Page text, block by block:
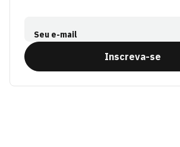
Seu e-mail
Inscreva-se